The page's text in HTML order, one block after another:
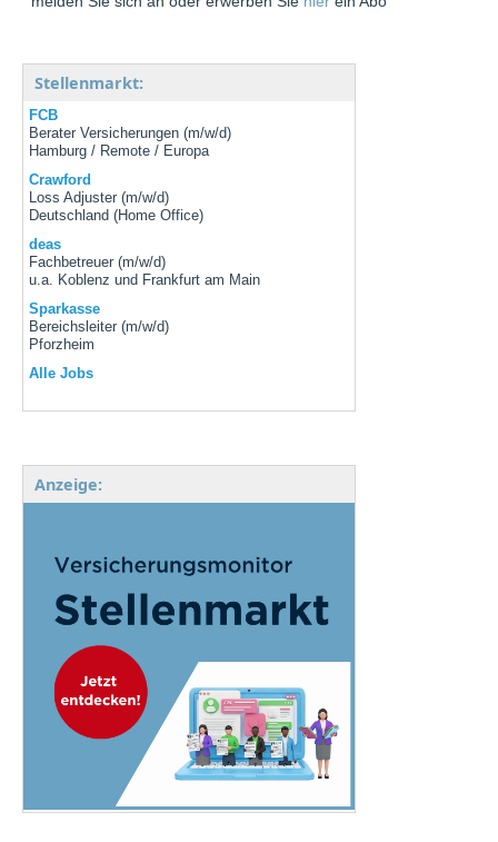
Stellenmarkt:
FCB
Berater Versicherungen (m/w/d)
Hamburg / Remote / Europa
Crawford
Loss Adjuster (m/w/d)
Deutschland (Home Office)
deas
Fachbetreuer (m/w/d)
u.a. Koblenz und Frankfurt am Main
Sparkasse
Bereichsleiter (m/w/d)
Pforzheim
Alle Jobs
Anzeige: